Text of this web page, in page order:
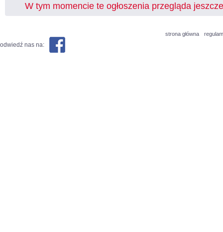
W tym momencie te ogłoszenia przegląda
strona główna
odwiedź nas na: